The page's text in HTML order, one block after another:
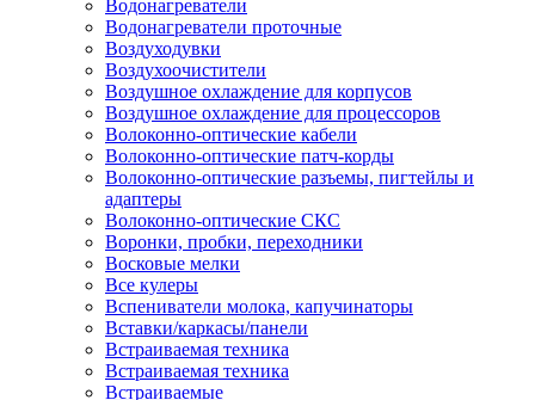
Водонагреватели
Водонагреватели проточные
Воздуходувки
Воздухоочистители
Воздушное охлаждение для корпусов
Воздушное охлаждение для процессоров
Волоконно-оптические кабели
Волоконно-оптические патч-корды
Волоконно-оптические разъемы, пигтейлы и
адаптеры
Волоконно-оптические СКС
Воронки, пробки, переходники
Восковые мелки
Все кулеры
Вспениватели молока, капучинаторы
Вставки/каркасы/панели
Встраиваемая техника
Встраиваемая техника
Встраиваемые